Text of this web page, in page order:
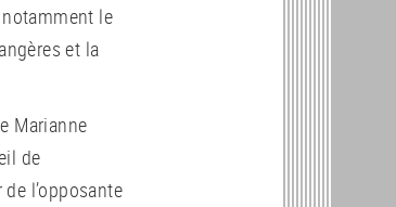
le
et la
Marianne
de
l’opposante